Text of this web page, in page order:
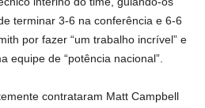
terminar 3-6 na conferência e 6-6
por fazer “um trabalho incrível” e
equipe de “potência nacional”.
contrataram Matt Campbell